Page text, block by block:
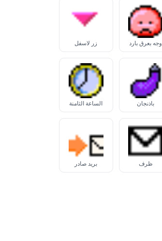
وجه بعرق بارد زر لأسفل
باذنجان الساعة الثامنة
ظرف بريد صادر